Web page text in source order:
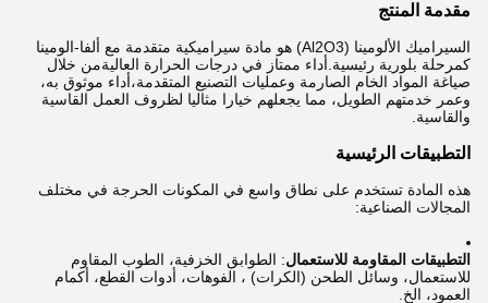
مقدمة المنتج
السيراميك الألومينا (Al2O3) هو مادة سيراميكية متقدمة مع ألفا-الومينا
كمرحلة بلورية رئيسية.أداء ممتاز في درجات الحرارة العاليةمن خلال
صياغة المواد الخام الصارمة وعمليات التصنيع المتقدمة،أداء موثوق به،
وعمر خدمتهم الطويل، مما يجعلهم خيارا مثاليا لظروف العمل القاسية
والقاسية.
التطبيقات الرئيسية
هذه المادة تستخدم على نطاق واسع في المكونات الحرجة في مختلف
المجالات الصناعية:
التطبيقات المقاومة للاستعمال: الطوابق الخزفية، الطوب المقاوم
للاستعمال، وسائل الطحن (الكرات) ، الفوهات، أدوات القطع، أكمام
العمود، الخ.